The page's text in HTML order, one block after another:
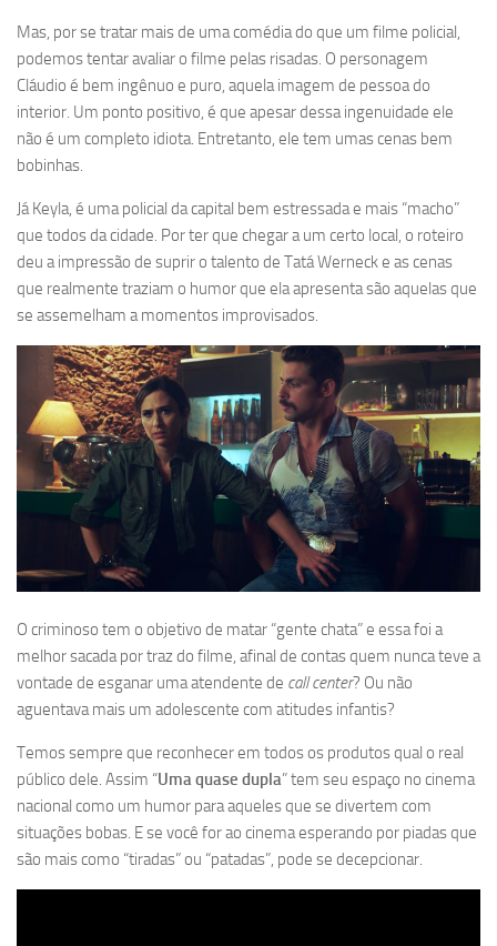
Mas, por se tratar mais de uma comédia do que um filme policial,
podemos tentar avaliar o filme pelas risadas. O personagem
Cláudio é bem ingênuo e puro, aquela imagem de pessoa do
interior. Um ponto positivo, é que apesar dessa ingenuidade ele
não é um completo idiota. Entretanto, ele tem umas cenas bem
bobinhas.
Já Keyla, é uma policial da capital bem estressada e mais “macho”
que todos da cidade. Por ter que chegar a um certo local, o roteiro
deu a impressão de suprir o talento de Tatá Werneck e as cenas
que realmente traziam o humor que ela apresenta são aquelas que
se assemelham a momentos improvisados.
O criminoso tem o objetivo de matar “gente chata” e essa foi a
melhor sacada por traz do filme, afinal de contas quem nunca teve a
vontade de esganar uma atendente de call center? Ou não
aguentava mais um adolescente com atitudes infantis?
Temos sempre que reconhecer em todos os produtos qual o real
público dele. Assim “Uma quase dupla” tem seu espaço no cinema
nacional como um humor para aqueles que se divertem com
situações bobas. E se você for ao cinema esperando por piadas que
são mais como “tiradas” ou “patadas”, pode se decepcionar.